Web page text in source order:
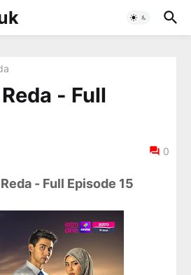
- Full
0
- Full Episode 15